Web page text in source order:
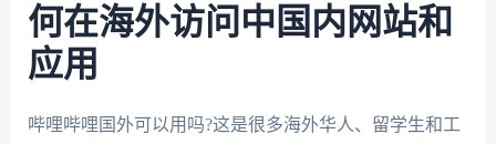
何在海外访问中国内网站和
应用
哔哩哔哩国外可以用吗?这是很多海外华人、留学生和工